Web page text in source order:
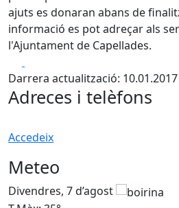
ajuts es donaran abans de
informació es pot adreçar als
l'Ajuntament de Capellades.
Darrera actualització:
Adreces i telèfons
Accedeix
Meteo
Divendres, 7 d’agost